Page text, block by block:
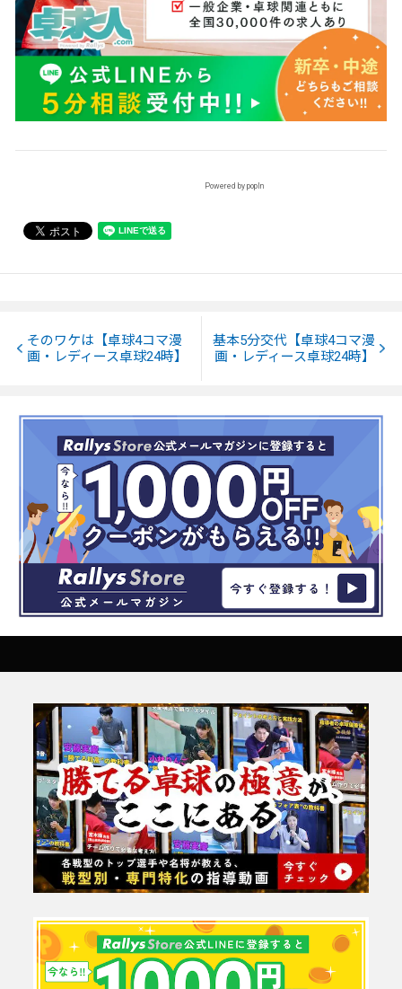
Powered by popIn
そのワケは【卓球4コマ漫
画・レディース卓球24時】
基本5分交代【卓球4コマ漫
画・レディース卓球24時】